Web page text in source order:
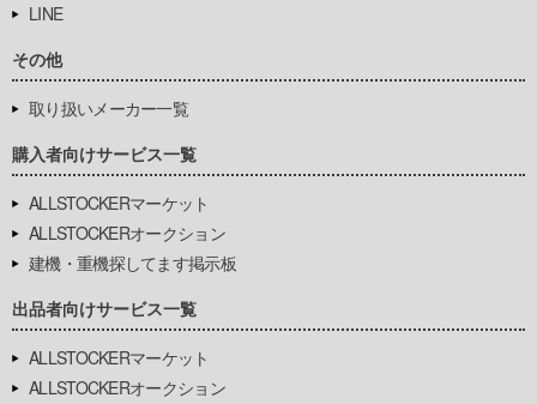
LINE
その他
取り扱いメーカー一覧
購入者向けサービス一覧
ALLSTOCKERマーケット
ALLSTOCKERオークション
建機・重機探してます掲示板
出品者向けサービス一覧
ALLSTOCKERマーケット
ALLSTOCKERオークション